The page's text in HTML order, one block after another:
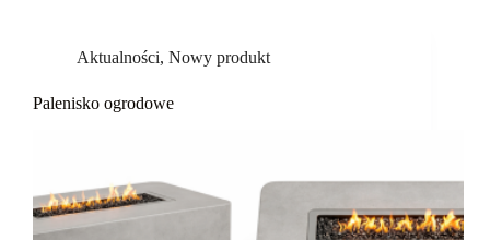
Aktualności, Nowy produkt
Palenisko ogrodowe